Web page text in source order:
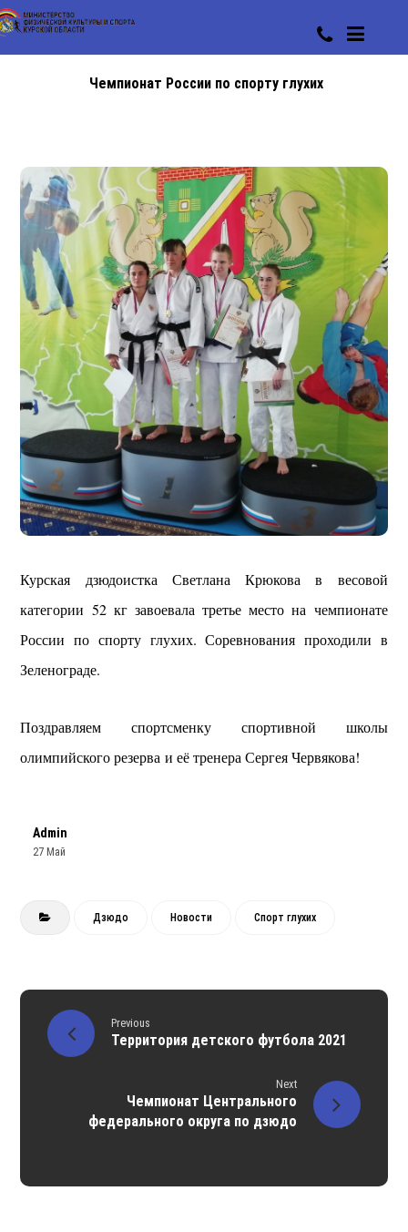
Чемпионат России по спорту глухих
Курская дзюдоистка Светлана Крюкова в весовой
категории 52 кг завоевала третье место на чемпионате
России по спорту глухих. Соревнования проходили в
Зеленограде.
Поздравляем спортсменку спортивной школы
олимпийского резерва и её тренера Сергея Червякова!
Admin
27 Май
Дзюдо Новости Спорт глухих
Previous
Территория детского футбола 2021
Next
Чемпионат Центрального
федерального округа по дзюдо